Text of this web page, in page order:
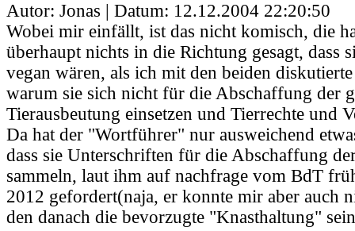
Autor: Jonas | Datum: 12.12.2004 22:20:50
Wobei mir einfällt, ist das nicht komisch, die
überhaupt nichts in die Richtung gesagt, dass
vegan wären, als ich mit den beiden
warum sie sich nicht für die Abschaffung der
Tierausbeutung einsetzen und Tierrechte und
Da hat der "Wortführer" nur ausweichend
dass sie Unterschriften für die Abschaffung
sammeln, laut ihm auf nachfrage vom BdT
2012 gefordert(naja, er konnte mir aber auch
den danach die bevorzugte "Knasthaltung"